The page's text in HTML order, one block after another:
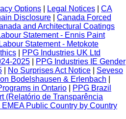
Options Legal Notices
CA
Disclosure
Canada Forced
and Architectural Coatings
Statement - Ennis Paint
Statement - Metokote
PPG Industries UK Ltd
2025
PPG Industries IE Gender
No Surprises Act Notice
Seveso
Bodelshausen & Erlenbach
in Ontario
PPG Brazil
(Relatório de Transparência
EMEA Public Country by Country